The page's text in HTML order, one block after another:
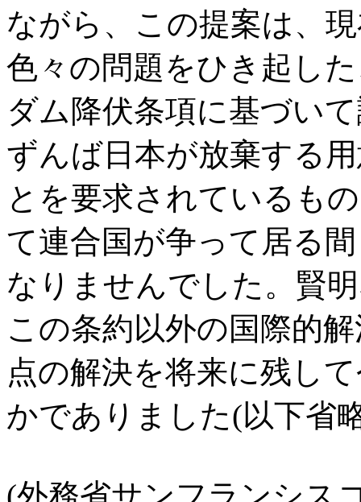
ながら、この提案は、
色々の問題をひき起し
ダム降伏条項に基づい
ずんば日本が放棄する
とを要求されているも
て連合国が争って居る
なりませんでした。賢
この条約以外の国際的
点の解決を将来に残し
かでありました(以下省